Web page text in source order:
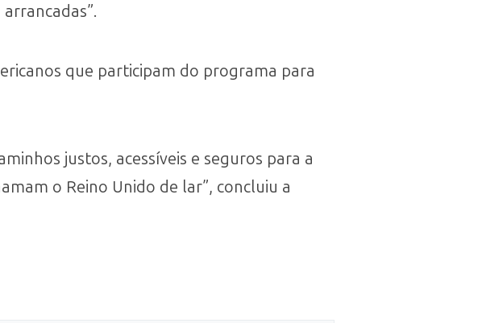
que participam do programa para
justos, acessíveis e seguros para a
o Reino Unido de lar”, concluiu a